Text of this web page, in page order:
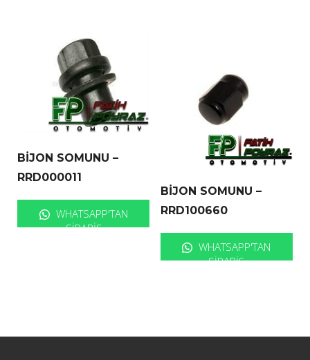
BİJON SOMUNU –
RRD000011
WHATSAPP'TAN
SIPARIŞ
BİJON SOMUNU –
RRD100660
WHATSAPP'TAN
SIPARIŞ